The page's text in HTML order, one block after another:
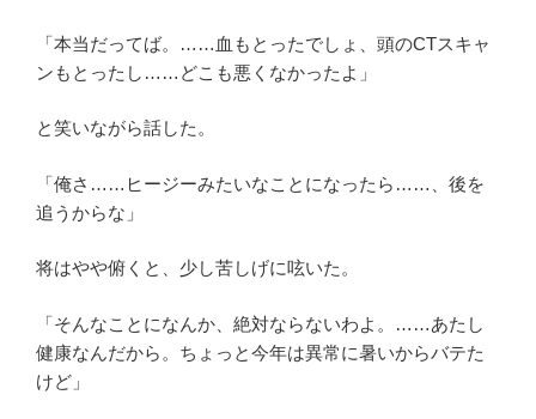
「本当だってば。……血もとったでしょ、頭のCTスキャ
ンもとったし……どこも悪くなかったよ」
と笑いながら話した。
「俺さ……ヒージーみたいなことになったら……、後を
追うからな」
将はやや俯くと、少し苦しげに呟いた。
「そんなことになんか、絶対ならないわよ。……あたし
健康なんだから。ちょっと今年は異常に暑いからバテた
けど」